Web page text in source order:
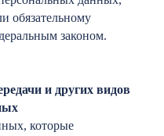
обязательному
законом.
и других видов
которые